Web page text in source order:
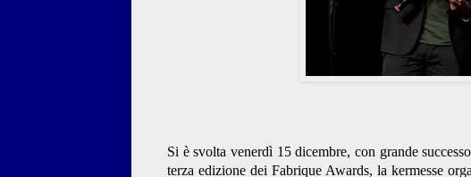
Si è svolta venerdì 15 dicembre, con grande
terza edizione dei Fabrique Awards, la kermesse